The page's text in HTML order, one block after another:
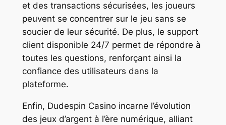
et des transactions sécurisées, les joueurs
peuvent se concentrer sur le jeu sans se
soucier de leur sécurité. De plus, le support
client disponible 24/7 permet de répondre à
toutes les questions, renforçant ainsi la
confiance des utilisateurs dans la
plateforme.
Enfin, Dudespin Casino incarne l’évolution
des jeux d’argent à l’ère numérique, alliant